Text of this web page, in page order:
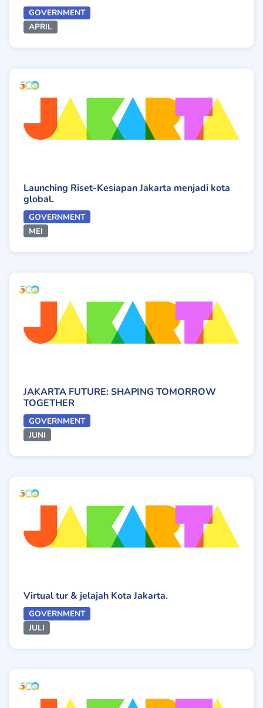
GOVERNMENT
APRIL
Launching Riset-Kesiapan Jakarta menjadi kota
global.
GOVERNMENT
MEI
JAKARTA FUTURE: SHAPING TOMORROW
TOGETHER
GOVERNMENT
JUNI
Virtual tur & jelajah Kota Jakarta.
GOVERNMENT
JULI